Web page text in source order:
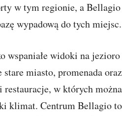
w tym regionie, a Bellagio
wypadową do tych miejsc.
wspaniałe widoki na jezioro
miasto, promenada oraz
w których można
klimat. Centrum Bellagio to